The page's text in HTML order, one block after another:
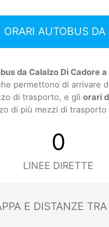
ORARI AUTOBUS
da Calalzo Di Cadore
permettono di arrivare
di trasporto, e gli orari
di più mezzi di
0
LINEE DIRETTE
E DISTANZE